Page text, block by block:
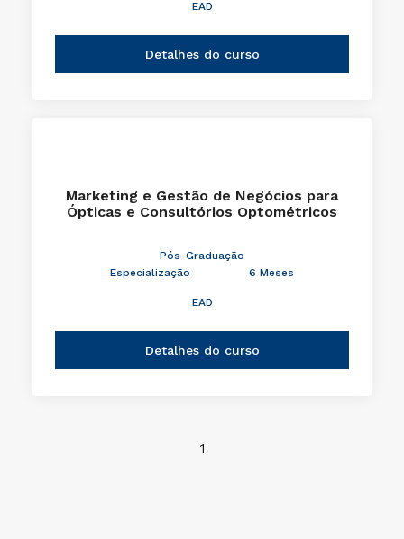
EAD
Detalhes do curso
Marketing e Gestão de Negócios para
Ópticas e Consultórios Optométricos
Pós-Graduação
Especialização
6 Meses
EAD
Detalhes do curso
1